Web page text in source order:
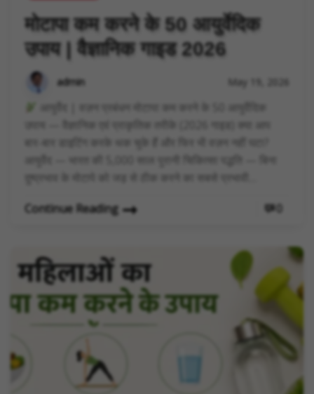
मोटापा कम करने के 50 आयुर्वेदिक
उपाय | वैज्ञानिक गाइड 2026
admin May 19, 2026
उपाय — वैज्ञानिक एवं प्राकृतिक तरीके (2026 गाइड) क्या आप
बार-बार डाइटिंग करके थक चुके हैं और फिर भी वज़न नहीं घटा?
दुष्प्रभाव के मोटापे को जड़ से ठीक करने का सबसे प्रभावी…
Continue Reading